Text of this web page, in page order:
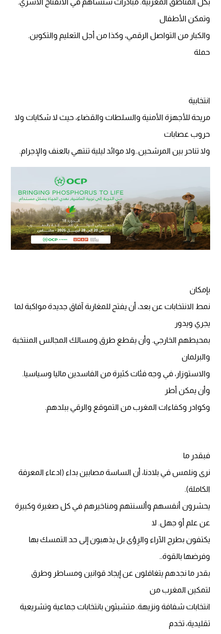
وتمكن الأطفال
والكبار من التواصل الرقمي، وكذا من أجل التعليم والتكوين.
حملة
انتخابية
مريحة للأجهزة الأمنية والسلطات والقضاء، حيث لا شكايات ولا
حروب عصابات
ولا تناحر بين المرشحين..ولا موائد ليلية تنتهي بالعنف والإجرام.
بإمكان
نمط الانتخابات عن بعد، أن يفتح للمغاربة آفاق جديدة مواكبة لما
يجري ويدور
بمحيطهم الخارجي. وأن يقطع طرق ومسالك المجالس المنتخبة
والبرلمان
والاستوزار، في وجه فئات كثيرة من الفاسدين ماليا وسياسيا.
وأن يمكن أطر
وكوادر وكفاءات المغرب من التموقع والرقي ببلدهم.
فبقدر ما
نرى ونلمس في بلادنا، أن الساسة مصابين بداء (ادعاء المعرفة
الكاملة).
يحشرون أنفسهم وألسنتهم ومناخيرهم في كل صغيرة وكبيرة
عن علم أو جهل. لا
يكتفون بطرح الآراء والرِؤى بل يذهبون إلى حد التمسك بها
وفرضها بالقوة..
بقدر ما نجدهم يتغافلون عن إيجاد قوانين ومساطر وطرق
لتمكين المغرب من
انتخابات شفافة ونزيهة. متشبثون بانتخابات جماعية وتشريعية
تقليدية، تخدم